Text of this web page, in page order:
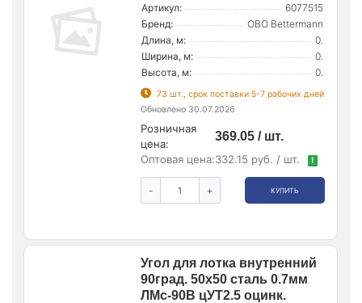
Артикул:
6077515
Бренд:
OBO Bettermann
Длина, м:
0.
Ширина, м:
0.
Высота, м:
0.
73 шт., срок поставки 5-7 рабочих дней
Обновлено 30.07.2026
Розничная
цена:
369.05 / шт.
Оптовая цена:332.15 руб. / шт. !
- + КУПИТЬ
Угол для лотка внутренний
90град. 50х50 сталь 0.7мм
ЛМс-90В цУТ2.5 оцинк.